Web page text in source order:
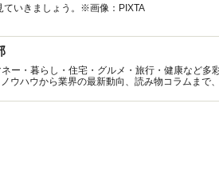
ていきましょう。※画像：PIXTA
ネー・暮らし・住宅・グルメ・旅行・健康など
ウハウから業界の最新動向、読み物コラムま